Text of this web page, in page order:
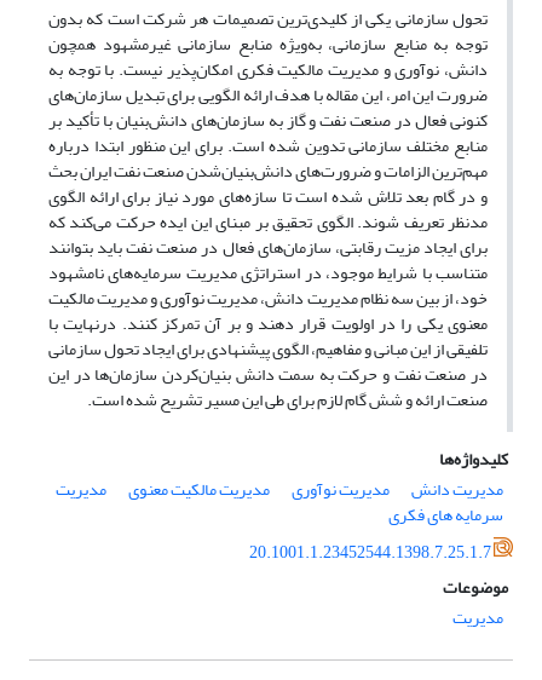
تحول سازمانی یکی از کلیدی‌ترین تصمیمات هر شرکت است که بدون
توجه به منابع سازمانی، به‌ویژه منابع سازمانی غیر‌مشهود همچون
دانش، نوآوری و مدیریت مالکیت فکری امکان‌پذیر نیست. با توجه به
ضرورت این امر، این مقاله با هدف ارائه الگویی برای تبدیل سازمان‌های
کنونی فعال در صنعت نفت و گاز به سازمان‌های دانش‌بنیان با تأکید بر
منابع مختلف سازمانی تدوین شده است. برای این منظور ابتدا درباره
مهم‌ترین الزامات و ضرورت‌های دانش‌بنیان‌شدن صنعت نفت ایران بحث
و در گام بعد تلاش شده است تا سازه‌های مورد نیاز برای ارائه الگوی
مدنظر تعریف شوند. الگوی تحقیق بر مبنای این ایده حرکت می‌کند که
برای ایجاد مزیت رقابتی، سازمان‌های فعال در صنعت نفت باید بتوانند
متناسب با شرایط موجود، در استراتژی مدیریت سرمایه‌های نامشهود
خود، از بین سه نظام مدیریت دانش، مدیریت نوآوری و مدیریت مالکیت
معنوی یکی را در اولویت قرار دهند و بر آن تمرکز کنند. درنهایت با
تلفیقی از این مبانی و مفاهیم، الگوی پیشنهادی برای ایجاد تحول سازمانی
در صنعت نفت و حرکت به سمت دانش بنیان‌کردن سازمان‌ها در این
صنعت ارائه و شش گام لازم برای طی این مسیر تشریح شده است.
کلیدواژه‌ها
مدیریت دانش
مدیریت نوآوری مدیریت مالکیت معنوی مدیریت
سرمایه های فکری
20.1001.1.23452544.1398.7.25.1.7
موضوعات
مدیریت